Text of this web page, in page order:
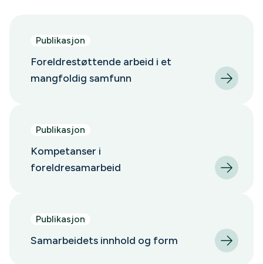
Publikasjon
Foreldrestøttende arbeid i et
mangfoldig samfunn
Publikasjon
Kompetanser i
foreldresamarbeid
Publikasjon
Samarbeidets innhold og form